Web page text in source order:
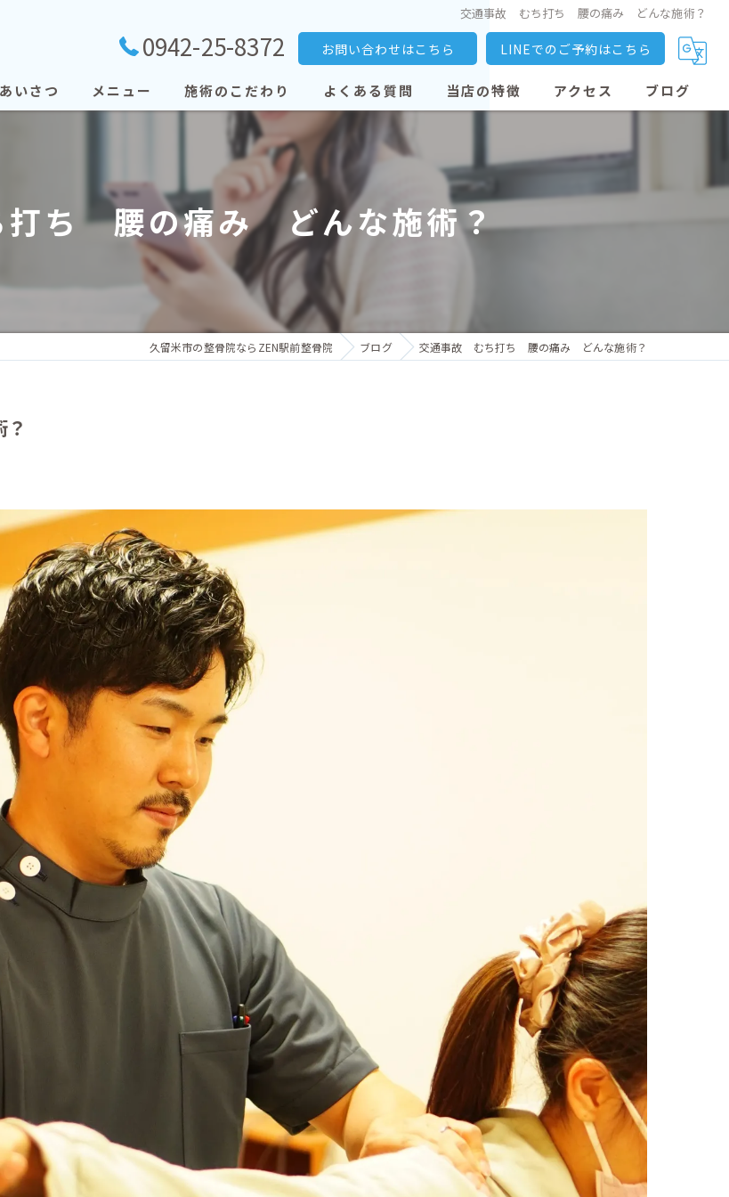
交通事故 むち打ち 腰の痛み どんな施術？
0942-25-8372 お問い合わせはこちら LINEでのご予約はこちら
いさつ メニュー 施術のこだわり よくある質問 当店の特徴
交通事故
骨盤矯正
アクセス ブログ
ち 腰の痛み どんな施術？
久留米市の整骨院ならZEN駅前整骨院 ブログ 交通事故 むち打ち 腰の痛み どんな施術？